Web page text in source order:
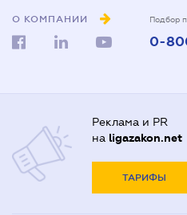
О КОМПАНИИ Подбор
0-
Реклама и PR
на ligazakon.net
ТАРИФЫ